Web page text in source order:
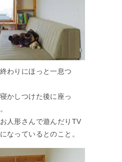
わりにほっと一息つ
かしつけた後に座っ
人形さんで遊んだりTV
なっているとのこと。